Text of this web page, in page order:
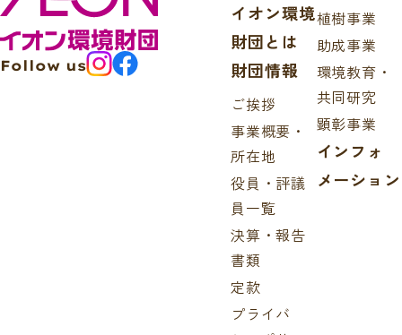
Follow us
イオン環境
財団とは
財団情報
ご挨拶
事業概要・
所在地
役員・評議
員一覧
決算・報告
書類
定款
プライバ
植樹事業
助成事業
環境教育・
共同研究
顕彰事業
インフォ
メーション